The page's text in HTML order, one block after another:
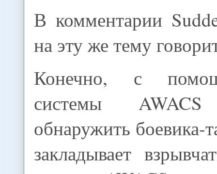
В комментарии
на эту же тему
Конечно, с
системы AWACS
обнаружить боевика-
закладывает